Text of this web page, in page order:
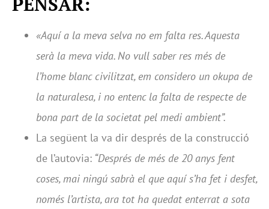
«Aquí a la meva selva no em falta res. Aquesta
serà la meva vida. No vull saber res més de
l’home blanc civilitzat, em considero un okupa de
la naturalesa, i no entenc la falta de respecte de
bona part de la societat pel medi ambient”.
La següent la va dir després de la construcció
de l’autovia: “Després de més de 20 anys fent
coses, mai ningú sabrà el que aquí s’ha fet i desfet,
només l’artista, ara tot ha quedat enterrat a sota